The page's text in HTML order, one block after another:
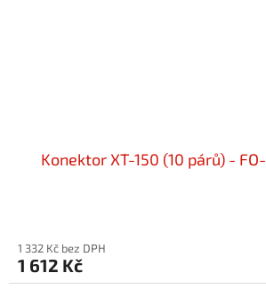
Konektor XT-150 (10 párů) -
1 332 Kč bez DPH
1 612 Kč